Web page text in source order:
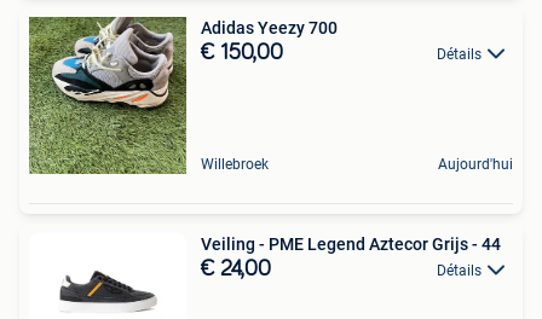
Adidas Yeezy 700
€ 150,00 Détails
Willebroek Aujourd'hui
Veiling - PME Legend Aztecor Grijs - 44
€ 24,00 Détails